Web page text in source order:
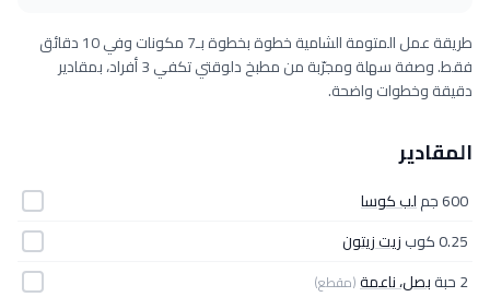
طريقة عمل المتومة الشامية خطوة بخطوة بـ7 مكونات وفي 10 دقائق
فقط. وصفة سهلة ومجرّبة من مطبخ دلوقتي تكفي 3 أفراد، بمقادير
دقيقة وخطوات واضحة.
المقادير
600 جم
لب كوسا
0.25 كوب
زيت زيتون
2 حبة
بصل، ناعمة(مقطع)